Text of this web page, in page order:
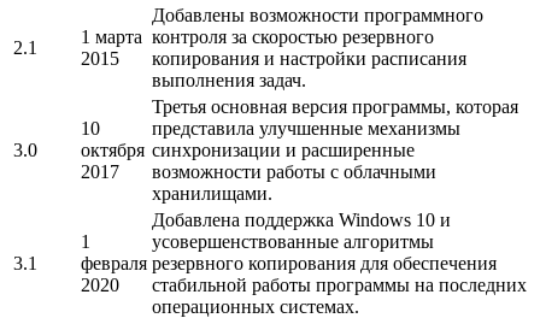
2.1
1 марта
2015
Добавлены возможности программного
контроля за скоростью резервного
копирования и настройки расписания
выполнения задач.
3.0
10
октября
2017
Третья основная версия программы, которая
представила улучшенные механизмы
синхронизации и расширенные
возможности работы с облачными
хранилищами.
3.1
1
февраля
2020
Добавлена поддержка Windows 10 и
усовершенствованные алгоритмы
резервного копирования для обеспечения
стабильной работы программы на последних
операционных системах.